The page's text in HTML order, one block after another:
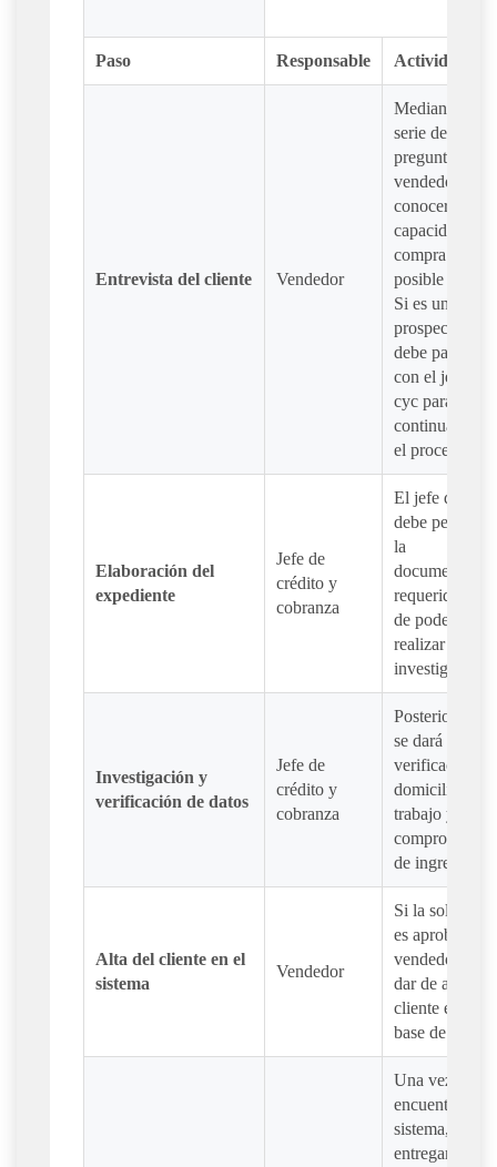
Paso Responsable Actividad
Entrevista del cliente Vendedor
Mediante una
serie de
preguntas, el
vendedor debe
conocer la
capacidad de
compra del
posible cliente.
Si es un buen
prospecto,
debe pasarlo
con el jefe de
cyc para
continuar con
el proceso.
Elaboración del
expediente
Jefe de
crédito y
cobranza
El jefe de cyc
debe pedir
la
requerida a fin
de poder
realizar la
investigación.
Investigación y
verificación de datos
Jefe de
crédito y
cobranza
se dará a la
verificación de
domicilio,
trabajo y
comprobante
de ingresos.
Alta del cliente en el
sistema
Vendedor
Si la solicitud
es aprobada, el
vendedor debe
dar de alta al
cliente en la
base de datos.
Una vez que
encuentre en
sistema, se le
entregará al